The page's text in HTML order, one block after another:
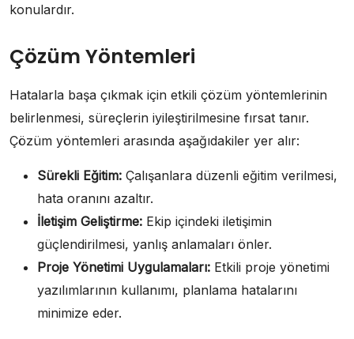
konulardır.
Çözüm Yöntemleri
Hatalarla başa çıkmak için etkili çözüm yöntemlerinin
belirlenmesi, süreçlerin iyileştirilmesine fırsat tanır.
Çözüm yöntemleri arasında aşağıdakiler yer alır:
Sürekli Eğitim: Çalışanlara düzenli eğitim verilmesi,
hata oranını azaltır.
İletişim Geliştirme: Ekip içindeki iletişimin
güçlendirilmesi, yanlış anlamaları önler.
Proje Yönetimi Uygulamaları: Etkili proje yönetimi
yazılımlarının kullanımı, planlama hatalarını
minimize eder.